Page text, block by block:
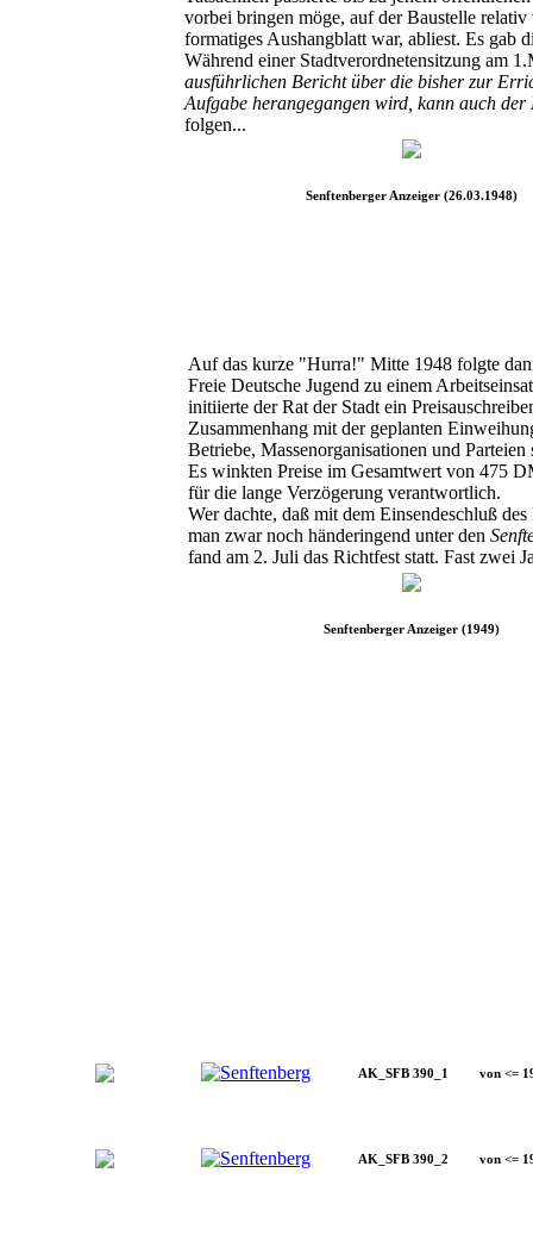
vorbei bringen möge, auf der Baustelle
formatiges Aushangblatt war, abliest. Es gab
Während einer Stadtverordnetensitzung am
ausführlichen Bericht über die bisher zur
Aufgabe herangegangen wird, kann auch
folgen...
Senftenberger Anzeiger (26.03.1948)
Auf das kurze "Hurra!" Mitte 1948 folgte
Freie Deutsche Jugend zu einem
initiierte der Rat der Stadt ein
Zusammenhang mit der geplanten
Betriebe, Massenorganisationen und
Es winkten Preise im Gesamtwert von 475
für die lange Verzögerung verantwortlich.
Wer dachte, daß mit dem Einsendeschluß
man zwar noch händeringend unter den
fand am 2. Juli das Richtfest statt. Fast zwei
Senftenberger Anzeiger (1949)
AK_SFB 390_1 von <=
AK_SFB 390_2 von <=